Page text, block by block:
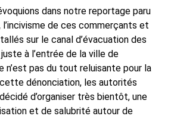
dans notre reportage paru
l’incivisme de ces commerçants et
sur le canal d’évacuation des
à l’entrée de la ville de
n’est pas du tout reluisante pour la
dénonciation, les autorités
d’organiser très bientôt, une
et de salubrité autour de